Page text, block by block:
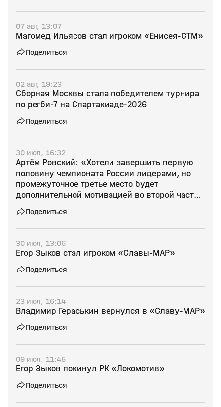
07 авг, 13:07
Магомед Ильясов стал игроком «Енисея-СТМ»
Поделиться
02 авг, 19:23
Сборная Москвы стала победителем турнира
по регби‑7 на Спартакиаде‑2026
Поделиться
30 июл, 16:32
Артём Ровский: «Хотели завершить первую
половину чемпионата России лидерами, но
промежуточное третье место будет
дополнительной мотивацией во второй части
сезона»
Поделиться
30 июл, 13:06
Егор Зыков стал игроком «Славы-МАР»
Поделиться
23 июл, 16:14
Владимир Гераськин вернулся в «Славу-МАР»
Поделиться
09 июл, 11:45
Егор Зыков покинул РК «Локомотив»
Поделиться